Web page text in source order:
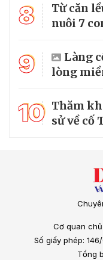
8
Từ căn
nuôi 7
9
Làng
lòng
10 Thăm
sử về cố
Cơ quan
Số giấy phép:
Tổng